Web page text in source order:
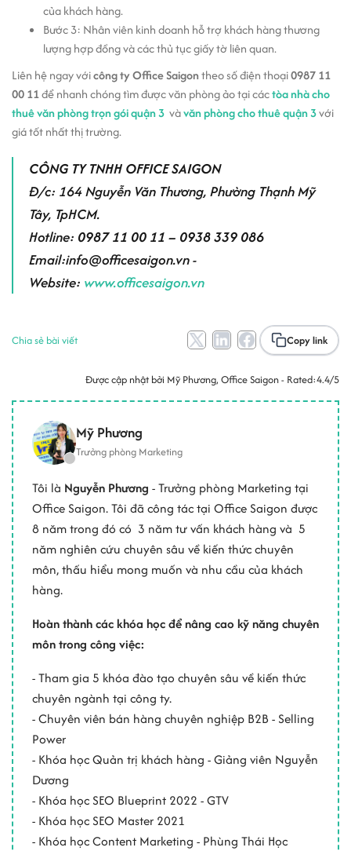
của khách hàng.
Bước 3: Nhân viên kinh doanh hỗ trợ khách hàng thương
lượng hợp đồng và các thủ tục giấy tờ liên quan.
Liên hệ ngay vớicông ty Office Saigontheo số điện thoại0987 11
00 11để nhanh chóng tìm được văn phòng ảo tại cáctòa nhà cho
thuê văn phòng trọn gói quận 3 vàvăn phòng cho thuê quận 3với
giá tốt nhất thị trường.
CÔNG TY TNHH OFFICE SAIGON
Đ/c: 164 Nguyễn Văn Thương, Phường Thạnh Mỹ
Tây, TpHCM.
Hotline: 0987 11 00 11 – 0938 339 086
Email:info@officesaigon.vn -
Website: www.officesaigon.vn
Chia sẻ bài viết Copy link
Được cập nhật bởi Mỹ Phương, Office Saigon - Rated:4.4/5
Mỹ Phương
Trưởng phòng Marketing
Tôi là Nguyễn Phương - Trưởng phòng Marketing tại
Office Saigon. Tôi đã công tác tại Office Saigon được
8 năm trong đó có 3 năm tư vấn khách hàng và 5
năm nghiên cứu chuyên sâu về kiến thức chuyên
môn, thấu hiểu mong muốn và nhu cầu của khách
hàng.
Hoàn thành các khóa học để nâng cao kỹ năng chuyên
môn trong công việc:
- Tham gia 5 khóa đào tạo chuyên sâu về kiến thức
chuyên ngành tại công ty.
- Chuyên viên bán hàng chuyên nghiệp B2B - Selling
Power
- Khóa học Quản trị khách hàng - Giảng viên Nguyễn
Dương
- Khóa học SEO Blueprint 2022 - GTV
- Khóa học SEO Master 2021
- Khóa học Content Marketing - Phùng Thái Học